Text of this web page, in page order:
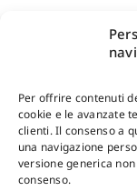
Per offrire contenuti
cookie e le avanzate
clienti. Il consenso a
una navigazione
versione generica
consenso.
Shop Gangemi